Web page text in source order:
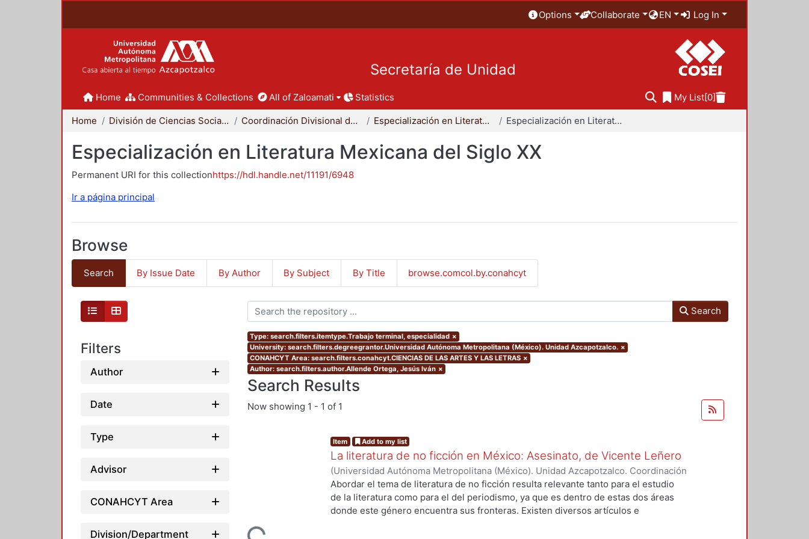
Options Collaborate EN Log In
Secretaría de Unidad
Home Communities & Collections All of Zaloamati Statistics My List[0]
Home División de Ciencias Sociales y Humanidades Coordinación Divisional de Posgrado Especialización en Literatura Mexicana del Siglo XX Especialización en Literatura Mexicana del Siglo XX
Especialización en Literatura Mexicana del Siglo XX
Permanent URI for this collectionhttps://hdl.handle.net/11191/6948
Ir a página principal
Browse
Search By Issue Date By Author By Subject By Title browse.comcol.by.conahcyt
Filters
Author
Date
Type
Advisor
CONAHCYT Area
Division/Department
Search
Type: search.filters.itemtype.Trabajo terminal, especialidad ×
University: search.filters.degreegrantor.Universidad Autónoma Metropolitana (México). Unidad Azcapotzalco. ×
CONAHCYT Area: search.filters.conahcyt.CIENCIAS DE LAS ARTES Y LAS LETRAS ×
Author: search.filters.author.Allende Ortega, Jesús Iván ×
Search Results
Now showing 1 - 1 of 1
Loading...
Item Add to my list
La literatura de no ficción en México: Asesinato, de Vicente Leñero
(Universidad Autónoma Metropolitana (México). Unidad Azcapotzalco. Coordinación
de Servicios de Información.,2023-10)Allende Ortega, Jesús Iván
Abordar el tema de literatura de no ficción resulta relevante tanto para el estudio
de la literatura como para el del periodismo, ya que es dentro de estas dos áreas
donde este género encuentra sus fronteras. Existen diversos artículos e